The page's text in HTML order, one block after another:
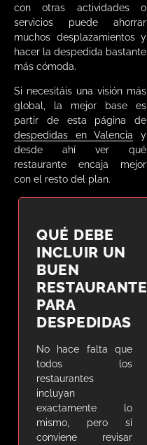
con otras actividades o
servicios puede ahorrar
muchos desplazamientos y
hacer la despedida bastante
más cómoda.
Si necesitáis una visión más
global, la mejor base es
partir de esta página de
despedidas en Valencia y
desde ahí ver qué
restaurante encaja mejor
con el resto del plan.
QUÉ DEBE
INCLUIR UN
BUEN
RESTAURANTE
PARA
DESPEDIDAS
No hace falta que
todos los
restaurantes
incluyan
exactamente lo
mismo, pero sí
conviene revisar